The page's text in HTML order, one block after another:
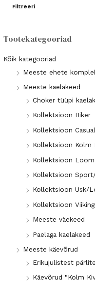
Filtreeri
Tootekategooriad
Kõik kategooriad
Meeste ehete
Meeste kaelakeed
Choker tüüpi
Kollektsioon Biker
Kollektsioon Casual
Kollektsioon Kolm
Kollektsioon
Kollektsioon
Kollektsioon Usk/
Kollektsioon
Meeste väekeed
Paelaga kaelakeed
Meeste käevõrud
Erikujulistest
Käevõrud "Kolm